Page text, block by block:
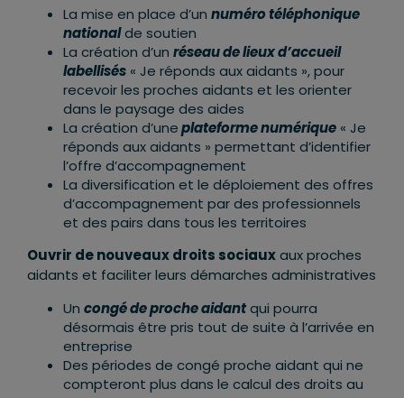
La mise en place d’un numéro téléphonique
nationalde soutien
La création d’un réseau de lieux d’accueil
labellisés « Je réponds aux aidants », pour
recevoir les proches aidants et les orienter
dans le paysage des aides
La création d’uneplateforme numérique « Je
réponds aux aidants » permettant d’identifier
l’offre d’accompagnement
La diversification et le déploiement des offres
d’accompagnement par des professionnels
et des pairs dans tous les territoires
Ouvrir de nouveaux droits sociauxaux proches
aidants et faciliter leurs démarches administratives
Un congé de proche aidantqui pourra
désormais être pris tout de suite à l’arrivée en
entreprise
Des périodes de congé proche aidant qui ne
compteront plus dans le calcul des droits au